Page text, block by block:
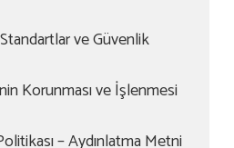
ve Güvenlik
Korunması ve İşlenmesi
– Aydınlatma Metni